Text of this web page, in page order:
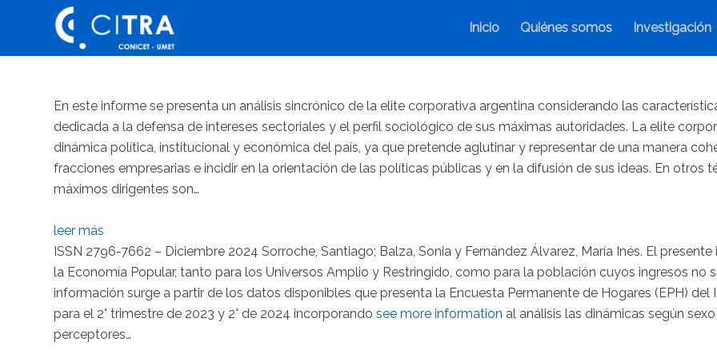
Inicio Quiénes somos Investigación
En este informe se presenta un análisis sincrónico de la elite corporativa argentina considerando las
dedicada a la defensa de intereses sectoriales y el perfil sociológico de sus máximas autoridades. La elite
dinámica política, institucional y económica del país, ya que pretende aglutinar y representar de una manera
fracciones empresarias e incidir en la orientación de las políticas públicas y en la difusión de sus ideas. En otros
máximos dirigentes son…
leer más
ISSN 2796-7662 – Diciembre 2024 Sorroche, Santiago; Balza, Sonia y Fernández Álvarez, María Inés. El
la Economía Popular, tanto para los Universos Amplio y Restringido, como para la población cuyos ingresos no
información surge a partir de los datos disponibles que presenta la Encuesta Permanente de Hogares (EPH)
para el 2° trimestre de 2023 y 2° de 2024 incorporando see more information al análisis las dinámicas según
perceptores…